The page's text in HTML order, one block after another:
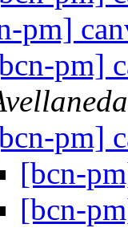
pm]
pm]
pm]
[bcn-
[bcn-